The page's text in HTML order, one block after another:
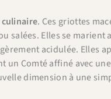
. Ces griottes
salées. Elles se marient
acidulée. Elles
un Comté affiné avec
dimension à une